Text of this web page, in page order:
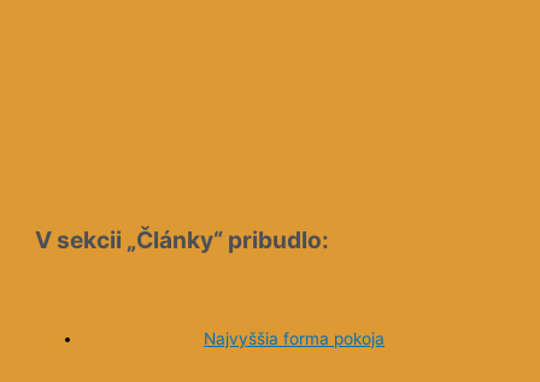
V sekcii „Články“ pribudlo:
Najvyššia forma pokoja